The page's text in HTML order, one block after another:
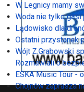
W Legnicy mamy
Woda nie tylko gasi
Lądowisko dla
Ostatni przystanek
Wójt Z.Grabowski
Rozmawiali o
ESKA Music Tour -
Chojnów zaprasza